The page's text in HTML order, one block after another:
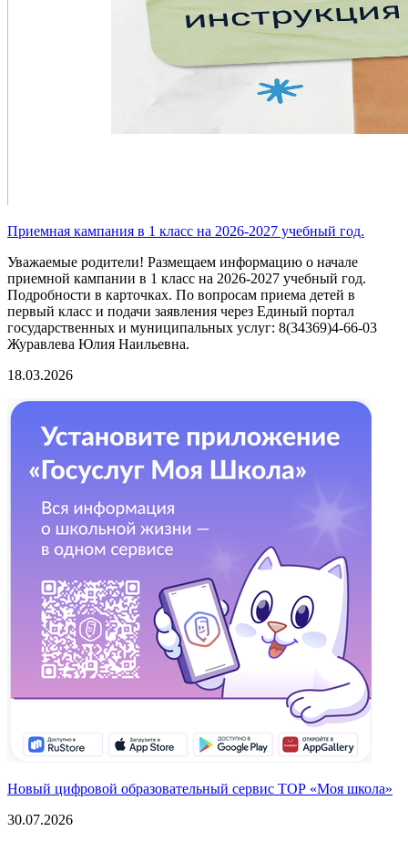
Приемная кампания в 1 класс на 2026-2027 учебный год.
Уважаемые родители! Размещаем информацию о начале
приемной кампании в 1 класс на 2026-2027 учебный год.
Подробности в карточках. По вопросам приема детей в
первый класс и подачи заявления через Единый портал
государственных и муниципальных услуг: 8(34369)4-66-03
Журавлева Юлия Наильевна.
18.03.2026
Новый цифровой образовательный сервис ТОР «Моя школа»
30.07.2026